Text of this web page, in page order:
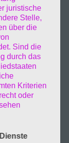
selbst mir
Viel an
neues
Objektive
auch viele
Auto nicht
wie
Reifen
juristische
Stelle,
über die
Sind die
durch das
Kriterien
oder